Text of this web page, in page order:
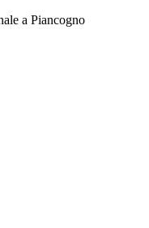
a Piancogno